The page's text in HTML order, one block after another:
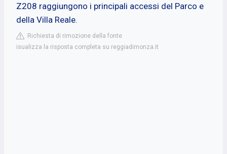
Z208 raggiungono i principali accessi del Parco e
della Villa Reale.
Richiesta di rimozione della fonte
isualizza la risposta completa su reggiadimonza.it